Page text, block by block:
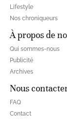
Lifestyle
Nos chroniqueurs
À propos de
Qui sommes-nous
Publicité
Archives
Nous
FAQ
Contact